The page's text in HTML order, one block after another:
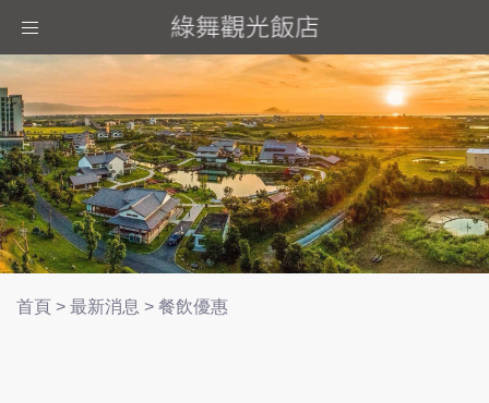
Toggle
首頁 > 最新消息 > 餐飲優惠